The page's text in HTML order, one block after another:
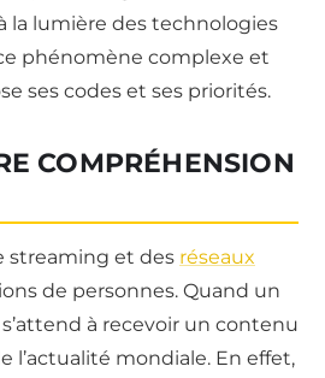
la lumière des technologies
phénomène complexe et
ses codes et ses priorités.
COMPRÉHENSION
streaming et des réseaux
de personnes. Quand un
à recevoir un contenu
l’actualité mondiale. En effet,